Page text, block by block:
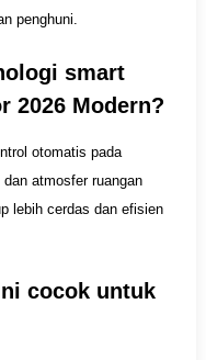
penghuni.
smart
2026 Modern?
otomatis pada
atmosfer ruangan
lebih cerdas dan efisien
cocok untuk